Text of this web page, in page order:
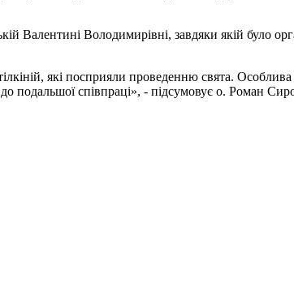
Володимирівні, завдяки якій було
які посприяли проведенню свята. Особлива
подальшої співпраці», - підсумовує о. Роман